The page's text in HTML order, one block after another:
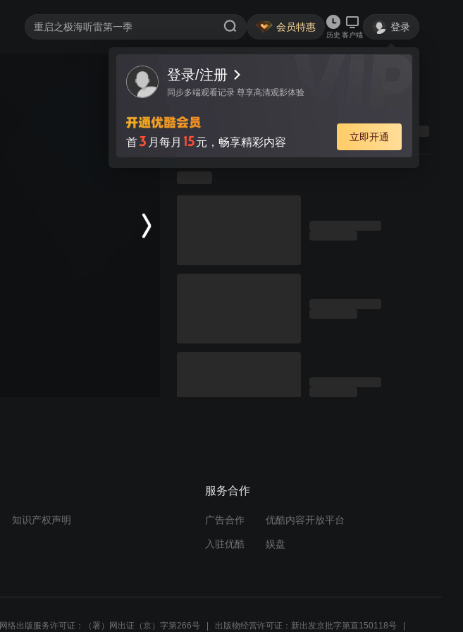
会员特惠
历史 客户端
登录
登录/注册
同步多端观看记录 尊享高清观影体验
首3 月每月 15元，畅享精彩内容 立即开通
知识产权声明
服务合作
广告合作 优酷内容开放平台
入驻优酷 娱盘
网络出版服务许可证：（署）网出证（京）字第266号 出版物经营许可证：新出发京批字第直150118号